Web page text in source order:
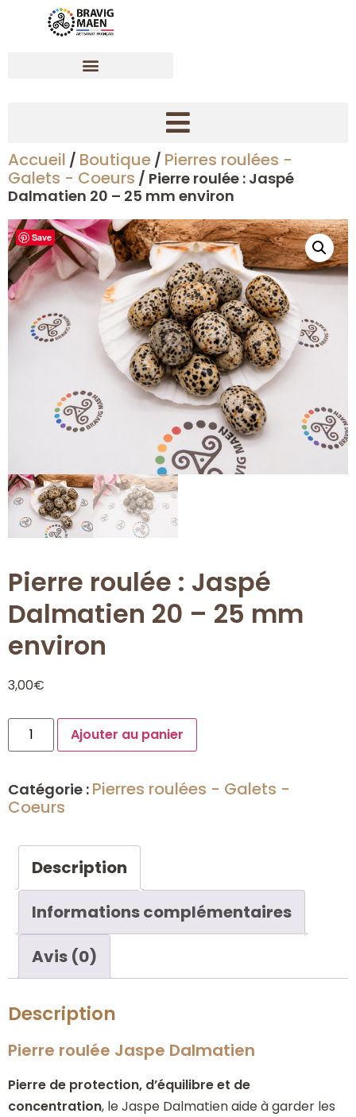
Accueil / Boutique / Pierres roulées -
Galets - Coeurs / Pierre roulée : Jaspé
Dalmatien 20 – 25 mm environ
Save
Pierre roulée : Jaspé
Dalmatien 20 – 25 mm
environ
3,00€
Ajouter au panier
Catégorie : Pierres roulées - Galets -
Coeurs
Description
Informations complémentaires
Avis (0)
Description
Pierre roulée Jaspe Dalmatien
Pierre de protection, d’équilibre et de
concentration, le Jaspe Dalmatien aide à garder les